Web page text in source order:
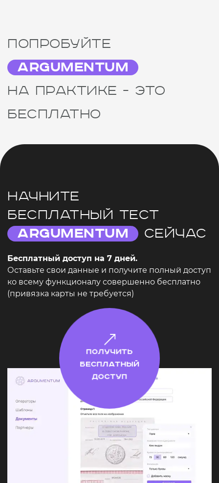
Попробуйте
Argumentum
на практике - это
бесплатно
Начните
бесплатный тест
Argumentum
сейчас
Бесплатный доступ на 7 дней.
Оставьте свои данные и получите полный доступ
ко всему функционалу совершенно бесплатно
(привязка карты не требуется)
Получить
бесплатный
доступ